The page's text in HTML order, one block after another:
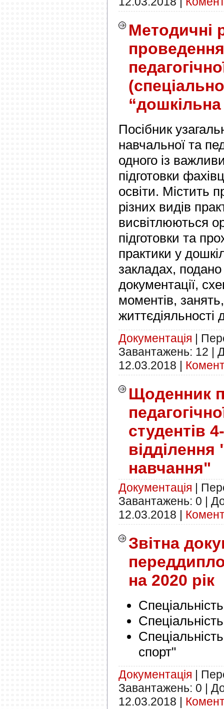
Методичні
“дошкільна
Посібник
навчальної та
одного із
підготовки
освіти. Містить
різних видів
висвітлюються
підготовки та
практики у
закладах,
документації,
моментів,
життєдіяльності
Документація
Завантажень: 12
12.03.2018
Щоденник
студентів
навчання"
Документація |
Завантажень: 0 |
12.03.2018 |
Звітна
на 2020 рік
спорт"
Документація
Завантажень: 0
12.03.2018